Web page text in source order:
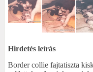
Hirdetés leírás
Border collie fajtatiszta